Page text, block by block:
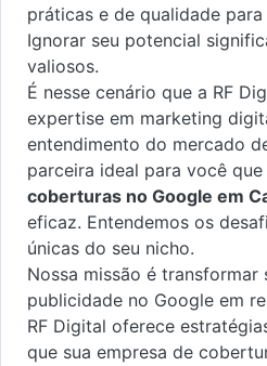
práticas e de qualidade
Ignorar seu potencial
valiosos.
É nesse cenário que a RF
expertise em marketing
entendimento do mercado
parceira ideal para você que
coberturas no Google em
eficaz. Entendemos os
únicas do seu nicho.
Nossa missão é transformar
publicidade no Google em
RF Digital oferece
que sua empresa de